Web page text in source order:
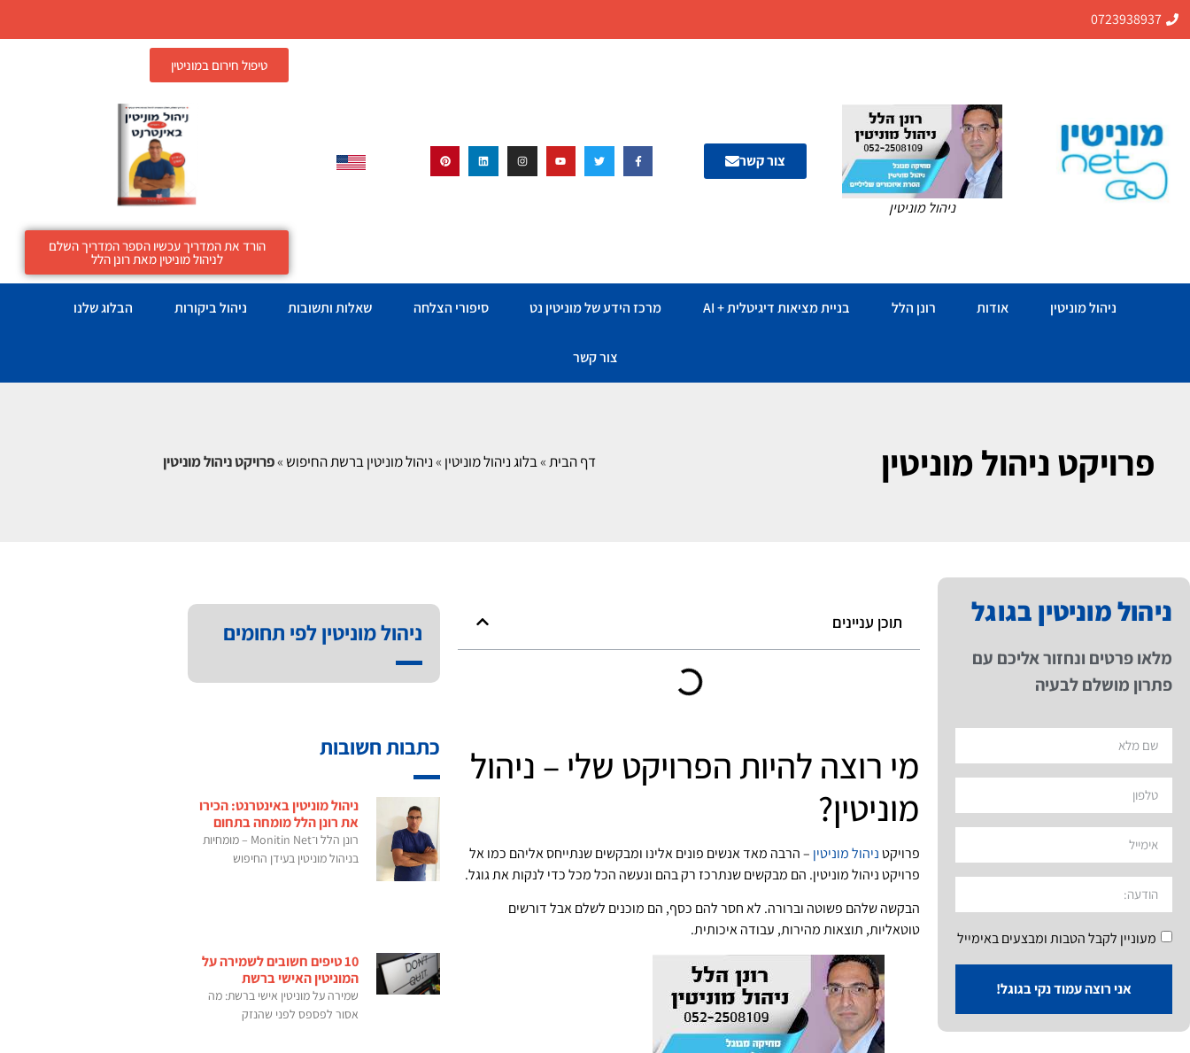
0723938937
ניהול מוניטין
צור קשר
טיפול חירום במוניטין
הורד את המדריך עכשיו הספר המדריך השלם
לניהול מוניטין מאת רונן הלל
ניהול מוניטין אודות רונן הלל בניית מציאות דיגיטלית + AI מרכז הידע של מוניטין נט סיפורי הצלחה שאלות ותשובות ניהול ביקורות הבלוג שלנו
צור קשר
פרויקט ניהול מוניטין דף הבית»בלוג ניהול מוניטין »ניהול מוניטין ברשת החיפוש »פרויקט ניהול מוניטין
ניהול מוניטין בגוגל
מלאו פרטים ונחזור אליכם עם
פתרון מושלם לבעיה
מעוניין לקבל הטבות ומבצעים באימייל
אני רוצה עמוד נקי בגוגל!
תוכן עניינים
מי רוצה להיות הפרויקט שלי – ניהול
מוניטין?
פרויקטניהול מוניטין – הרבה מאד אנשים פונים אלינו ומבקשים שנתייחס אליהם כמו אל
פרויקט ניהול מוניטין. הם מבקשים שנתרכז רק בהם ונעשה הכל מכל כדי לנקות את גוגל.
הבקשה שלהם פשוטה וברורה. לא חסר להם כסף, הם מוכנים לשלם אבל דורשים
טוטאליות, תוצאות מהירות, עבודה איכותית.
ניהול מוניטין לפי תחומים
כתבות חשובות
ניהול מוניטין באינטרנט: הכירו
את רונן הלל מומחה בתחום
רונן הלל ו־Monitin Net – מומחיות
בניהול מוניטין בעידן החיפוש
10 טיפים חשובים לשמירה על
המוניטין האישי ברשת
שמירה על מוניטין אישי ברשת: מה
אסור לפספס לפני שהנזק